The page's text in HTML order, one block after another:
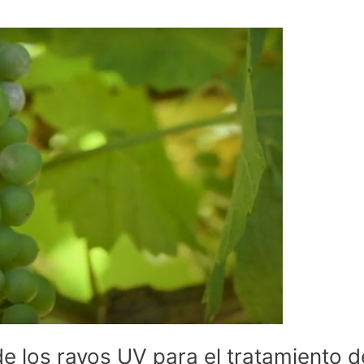
los rayos UV para el tratamiento